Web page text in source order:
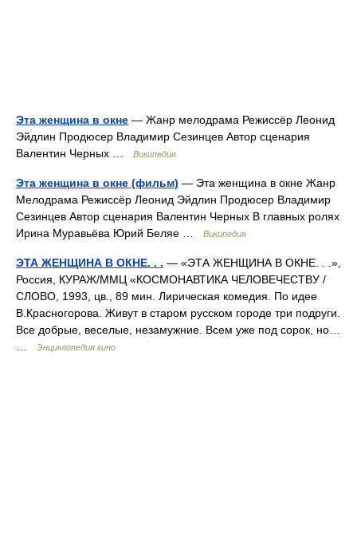
Эта женщина в окне — Жанр мелодрама Режиссёр Леонид
Эйдлин Продюсер Владимир Сезинцев Автор сценария
Валентин Черных …
Википедия
Эта женщина в окне (фильм) — Эта женщина в окне Жанр
Мелодрама Режиссёр Леонид Эйдлин Продюсер Владимир
Сезинцев Автор сценария Валентин Черных В главных ролях
Ирина Муравьёва Юрий Беляе …
Википедия
ЭТА ЖЕНЩИНА В ОКНЕ. . . — «ЭТА ЖЕНЩИНА В ОКНЕ. . .»,
Россия, КУРАЖ/ММЦ «КОСМОНАВТИКА ЧЕЛОВЕЧЕСТВУ /
СЛОВО, 1993, цв., 89 мин. Лирическая комедия. По идее
В.Красногорова. Живут в старом русском городе три подруги.
Все добрые, веселые, незамужние. Всем уже под сорок, но…
Энциклопедия кино